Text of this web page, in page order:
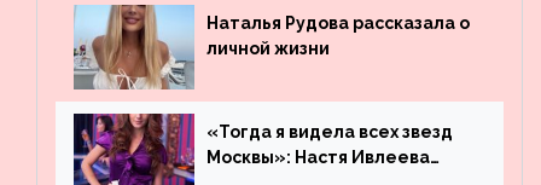
Наталья Рудова рассказала о
личной жизни
«Тогда я видела всех звезд
Москвы»: Настя Ивлеева